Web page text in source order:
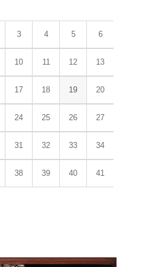
3 4 5 6
10 11 12 13
17 18 19 20
24 25 26 27
31 32 33 34
38 39 40 41